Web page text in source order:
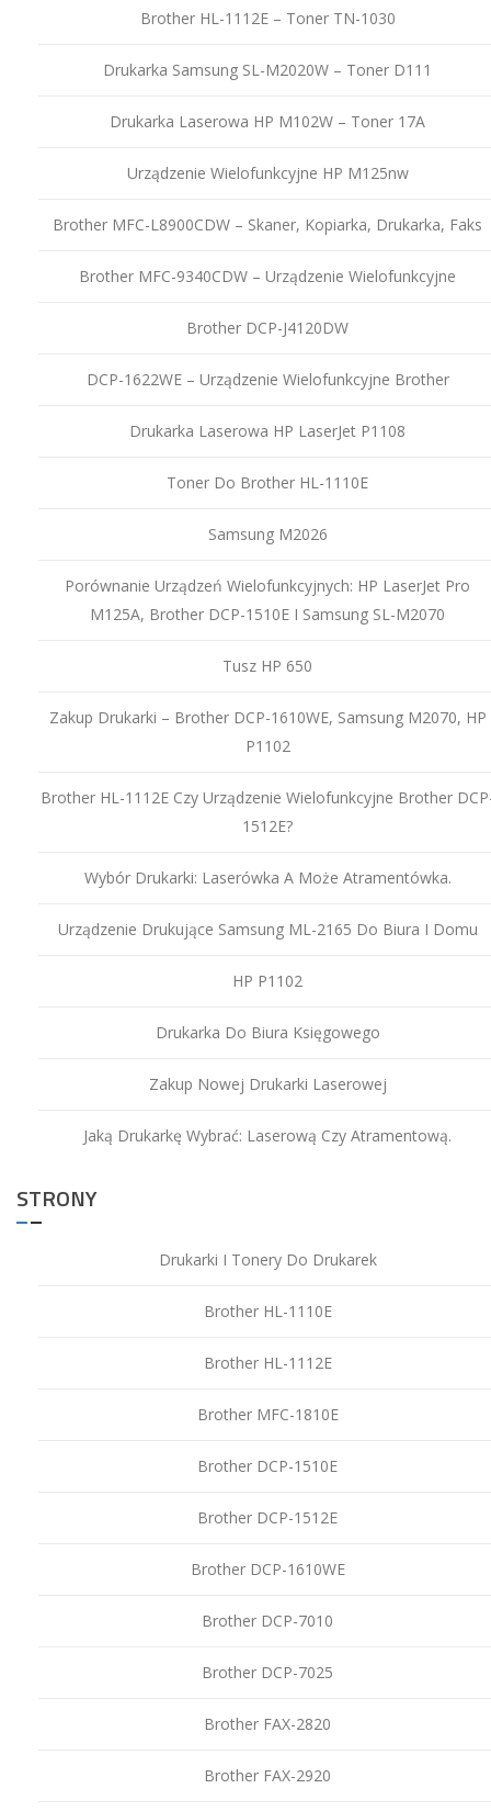
Brother HL-1112E – Toner TN-1030
Drukarka Samsung SL-M2020W – Toner D111
Drukarka Laserowa HP M102W – Toner 17A
Urządzenie Wielofunkcyjne HP M125nw
Brother MFC-L8900CDW – Skaner, Kopiarka, Drukarka, Faks
Brother MFC-9340CDW – Urządzenie Wielofunkcyjne
Brother DCP-J4120DW
DCP-1622WE – Urządzenie Wielofunkcyjne Brother
Drukarka Laserowa HP LaserJet P1108
Toner Do Brother HL-1110E
Samsung M2026
Porównanie Urządzeń Wielofunkcyjnych: HP LaserJet Pro
M125A, Brother DCP-1510E I Samsung SL-M2070
Tusz HP 650
Zakup Drukarki – Brother DCP-1610WE, Samsung M2070, HP
P1102
Brother HL-1112E Czy Urządzenie Wielofunkcyjne Brother
1512E?
Wybór Drukarki: Laserówka A Może Atramentówka.
Urządzenie Drukujące Samsung ML-2165 Do Biura I Domu
HP P1102
Drukarka Do Biura Księgowego
Zakup Nowej Drukarki Laserowej
Jaką Drukarkę Wybrać: Laserową Czy Atramentową.
STRONY
Drukarki I Tonery Do Drukarek
Brother HL-1110E
Brother HL-1112E
Brother MFC-1810E
Brother DCP-1510E
Brother DCP-1512E
Brother DCP-1610WE
Brother DCP-7010
Brother DCP-7025
Brother FAX-2820
Brother FAX-2920